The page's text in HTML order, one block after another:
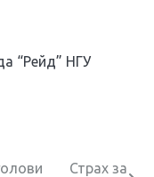
“Рейд” НГУ
Страх за